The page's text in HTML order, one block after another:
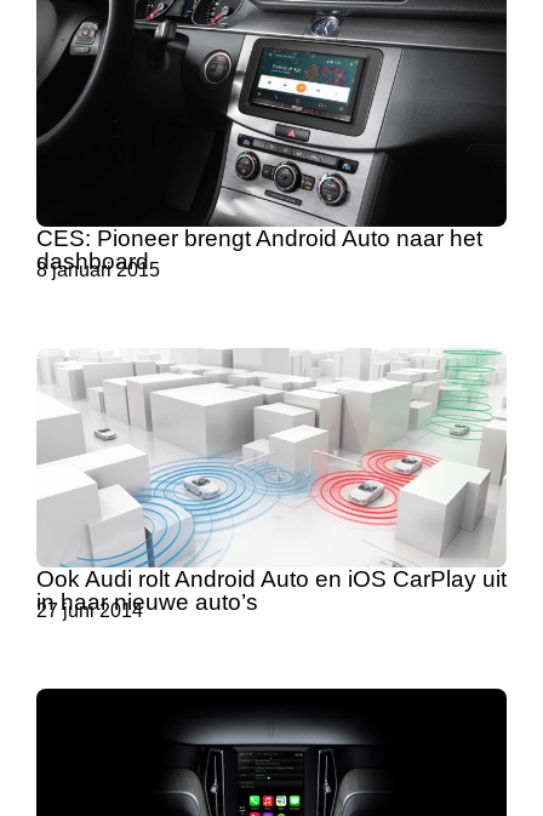
CES: Pioneer brengt Android Auto naar het
dashboard
8 januari 2015
Ook Audi rolt Android Auto en iOS CarPlay uit
in haar nieuwe auto’s
27 juni 2014